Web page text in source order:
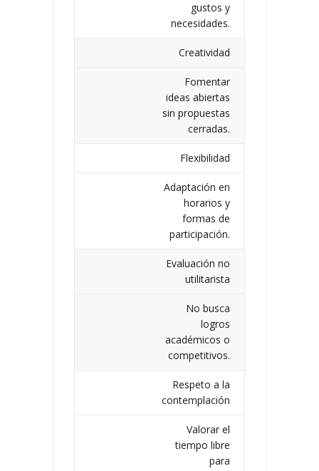
gustos y
necesidades.
Creatividad
Fomentar
ideas abiertas
sin propuestas
cerradas.
Flexibilidad
Adaptación en
horarios y
formas de
participación.
Evaluación no
utilitarista
No busca
logros
académicos o
competitivos.
Respeto a la
contemplación
Valorar el
tiempo libre
para